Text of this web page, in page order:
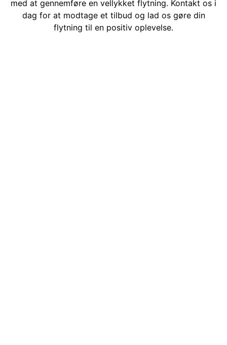
med at gennemføre en vellykket flytning. Kontakt os i
dag for at modtage et tilbud og lad os gøre din
flytning til en positiv oplevelse.